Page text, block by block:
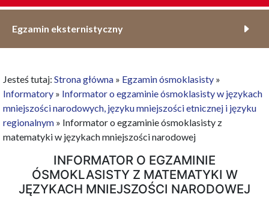
Egzamin eksternistyczny
Jesteś tutaj: Strona główna » Egzamin ósmoklasisty »
Informatory » Informator o egzaminie ósmoklasisty w językach
mniejszości narodowych, języku mniejszości etnicznej i języku
regionalnym » Informator o egzaminie ósmoklasisty z
matematyki w językach mniejszości narodowej
INFORMATOR O EGZAMINIE
ÓSMOKLASISTY Z MATEMATYKI W
JĘZYKACH MNIEJSZOŚCI NARODOWEJ